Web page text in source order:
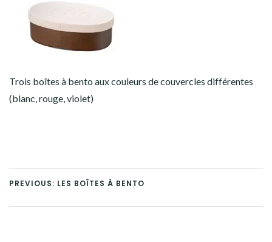
Trois boîtes à bento aux couleurs de couvercles différentes
(blanc, rouge, violet)
PREVIOUS: LES BOÎTES À BENTO